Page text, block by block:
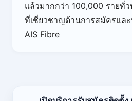
แล้วมากกว่า 100,000 รายทั่
ที่เชี่ยวชาญด้านการสมัครแล
AIS Fibre